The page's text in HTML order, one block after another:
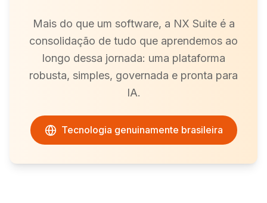
Mais do que um software, a NX Suite é a
consolidação de tudo que aprendemos ao
longo dessa jornada: uma plataforma
robusta, simples, governada e pronta para
IA.
Tecnologia genuinamente brasileira